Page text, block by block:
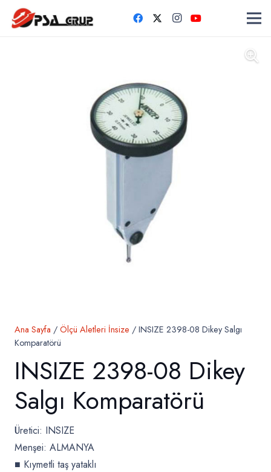
Ana Sayfa / Ölçü Aletleri İnsize / INSIZE 2398-08 Dikey Salgı
Komparatörü
INSIZE 2398-08 Dikey
Salgı Komparatörü
Üretici: INSIZE
Menşei: ALMANYA
■ Kıymetli taş yataklı